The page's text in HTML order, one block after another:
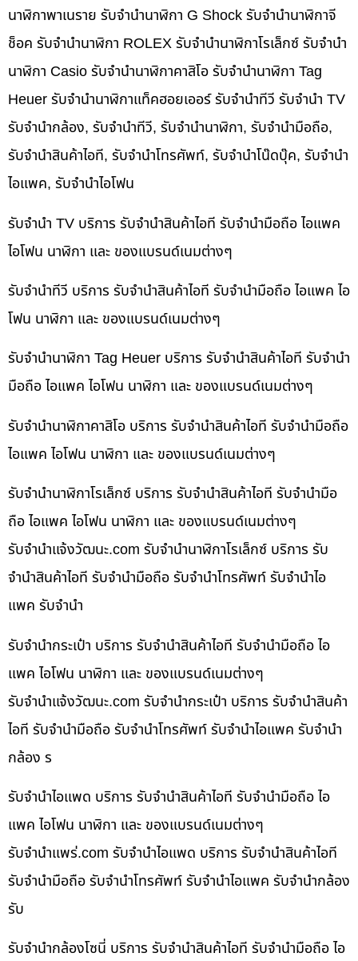
นาฬิกาพาเนราย รับจำนำนาฬิกา G Shock รับจำนำนาฬิกาจี
ช็อค รับจำนำนาฬิกา ROLEX รับจำนำนาฬิกาโรเล็กซ์ รับจำนำ
นาฬิกา Casio รับจำนำนาฬิกาคาสิโอ รับจำนำนาฬิกา Tag
Heuer รับจำนำนาฬิกาแท็คฮอยเออร์ รับจำนำทีวี รับจำนำ TV
รับจำนำกล้อง, รับจำนำทีวี, รับจำนำนาฬิกา, รับจำนำมือถือ,
รับจำนำสินค้าไอที, รับจำนำโทรศัพท์, รับจำนำโน๊ดบุ๊ค, รับจำนำ
ไอแพค, รับจำนำไอโฟน
รับจำนำ TV บริการ รับจำนำสินค้าไอที รับจำนำมือถือ ไอแพค
ไอโฟน นาฬิกา และ ของแบรนด์เนมต่างๆ
รับจำนำทีวี บริการ รับจำนำสินค้าไอที รับจำนำมือถือ ไอแพค ไอ
โฟน นาฬิกา และ ของแบรนด์เนมต่างๆ
รับจำนำนาฬิกา Tag Heuer บริการ รับจำนำสินค้าไอที รับจำนำ
มือถือ ไอแพค ไอโฟน นาฬิกา และ ของแบรนด์เนมต่างๆ
รับจำนำนาฬิกาคาสิโอ บริการ รับจำนำสินค้าไอที รับจำนำมือถือ
ไอแพค ไอโฟน นาฬิกา และ ของแบรนด์เนมต่างๆ
รับจำนำนาฬิกาโรเล็กซ์ บริการ รับจำนำสินค้าไอที รับจำนำมือ
ถือ ไอแพค ไอโฟน นาฬิกา และ ของแบรนด์เนมต่างๆ
รับจํานําแจ้งวัฒนะ.com รับจำนำนาฬิกาโรเล็กซ์ บริการ รับ
จำนำสินค้าไอที รับจำนำมือถือ รับจำนำโทรศัพท์ รับจำนำไอ
แพค รับจำนำ
รับจำนำกระเป๋า บริการ รับจำนำสินค้าไอที รับจำนำมือถือ ไอ
แพค ไอโฟน นาฬิกา และ ของแบรนด์เนมต่างๆ
รับจํานําแจ้งวัฒนะ.com รับจำนำกระเป๋า บริการ รับจำนำสินค้า
ไอที รับจำนำมือถือ รับจำนำโทรศัพท์ รับจำนำไอแพค รับจำนำ
กล้อง ร
รับจำนำไอแพด บริการ รับจำนำสินค้าไอที รับจำนำมือถือ ไอ
แพค ไอโฟน นาฬิกา และ ของแบรนด์เนมต่างๆ
รับจํานําแพร่.com รับจำนำไอแพด บริการ รับจำนำสินค้าไอที
รับจำนำมือถือ รับจำนำโทรศัพท์ รับจำนำไอแพค รับจำนำกล้อง
รับ
รับจำนำกล้องโซนี่ บริการ รับจำนำสินค้าไอที รับจำนำมือถือ ไอ